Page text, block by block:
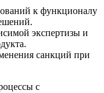
к функционалу
экспертизы и
санкций при
с